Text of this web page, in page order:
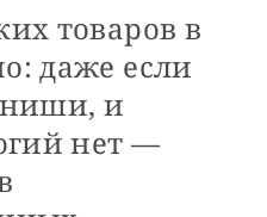
товаров в
даже если
ниши, и
нет —